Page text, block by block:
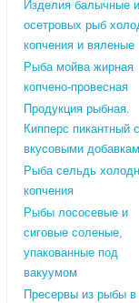
Изделия балычные
осетровых рыб
копчения и вяленые
Рыба мойва жирная
копчено-провесная
Продукция рыбная.
Кипперс пикантный с
вкусовыми
Рыба сельдь
копчения
Рыбы лососевые и
сиговые соленые,
упакованные под
вакуумом
Пресервы из рыбы в